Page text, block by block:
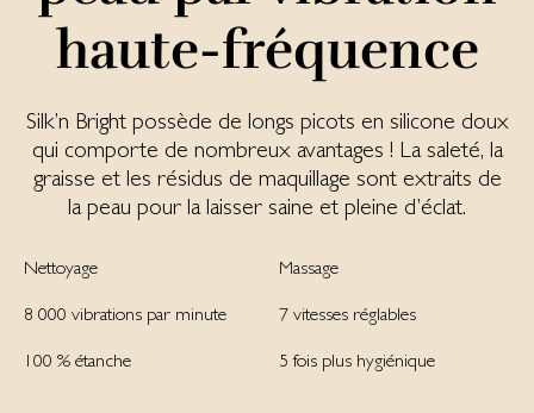
haute-fréquence
Silk’n Bright possède de longs picots en silicone doux
qui comporte de nombreux avantages ! La saleté, la
graisse et les résidus de maquillage sont extraits de
la peau pour la laisser saine et pleine d’éclat.
Nettoyage Massage
8 000 vibrations par minute 7 vitesses réglables
100 % étanche 5 fois plus hygiénique